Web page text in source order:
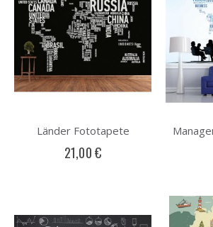
Länder Fototapete
21,00 €